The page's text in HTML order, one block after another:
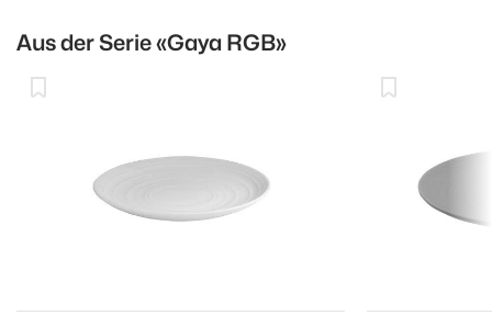
Aus der Serie«Gaya RGB»